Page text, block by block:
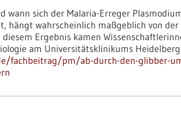
wann sich der Malaria-Erreger
hängt wahrscheinlich maßgeblich von der
Ergebnis kamen
am Universitätsklinikums Heidelberg.
fachbeitrag/pm/ab-durch-den-glibber-